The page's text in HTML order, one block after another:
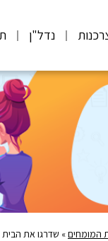
נדל"ן
המומחים» שדרגו את